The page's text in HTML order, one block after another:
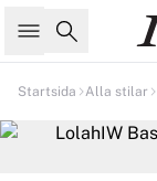
Sök
Startsida Alla stilar